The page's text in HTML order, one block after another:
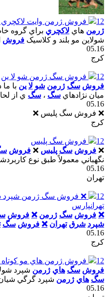
12
فروش ژرمن وايت لاکچري
ژرمن هاي لاکچري براي گروه
شولاين مو بلند و کلاسيک فروش
05.16
کرج
12
فروش سگ ژرمن شو لا ين
فروش سگ ژرمن شو لا ين با
ميان نژادهاي سگ ، سگ ي از
05.16
❌ فروش سگ پلیس ❌
کرج
12
فروش سگ پليس
❌ فروش سگ پليس ❌ فروش
نگهباني معمولاً طبق نوع
05.16
تهران
12
❌ فروش سگ ژرمن شپرد
تهرانپارس
❌ فروش سگ ژرمن ❌ فروش
شپرد شرق تهران ❌ فروش سگ
05.16
کرج
12
فروش ژرمن هاي مو
فروش سگ هاي ژرمن شپرد
سگ هاي ژرمن شپرد گرگي شيان
05.16